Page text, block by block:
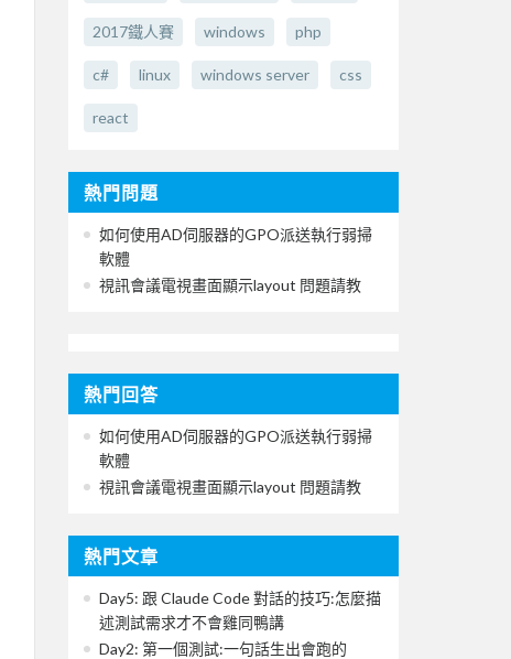
2017鐵人賽 windows php
c# linux windows server css
react
熱門問題
如何使用AD伺服器的GPO派送執行弱掃
軟體
視訊會議電視畫面顯示layout 問題請教
熱門回答
如何使用AD伺服器的GPO派送執行弱掃
軟體
視訊會議電視畫面顯示layout 問題請教
熱門文章
Day5: 跟 Claude Code 對話的技巧:怎麼描
述測試需求才不會雞同鴨講
Day2: 第一個測試:一句話生出會跑的